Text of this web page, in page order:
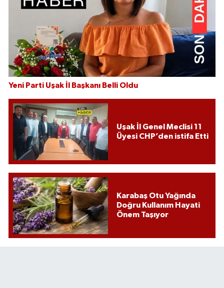
Yeni Parti Uşak İl Başkanı Belli Oldu
Uşak İl Genel Meclisi 11
Üyesi CHP’den istifa Etti
Karabaş Otu Yağında
Doğru Kullanım Hayati
Önem Taşıyor